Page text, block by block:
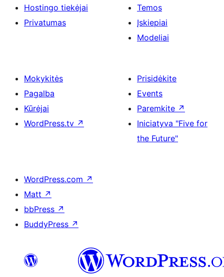
Hostingo tiekėjai
Privatumas
Temos
Įskiepiai
Modeliai
Mokykitės
Pagalba
Kūrėjai
WordPress.tv ↗
Prisidėkite
Events
Paremkite ↗
Iniciatyva "Five for
the Future"
WordPress.com ↗
Matt ↗
bbPress ↗
BuddyPress ↗